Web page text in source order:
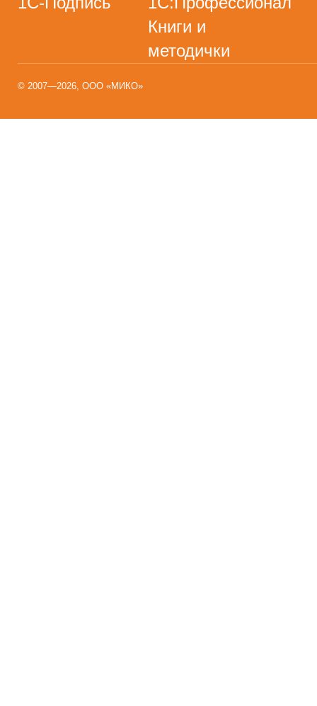
Книги и
методички
© 2007—2026, ООО «МИКО»